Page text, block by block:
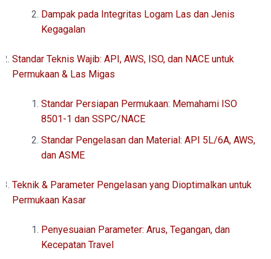
Dampak pada Integritas Logam Las dan Jenis
Kegagalan
Standar Teknis Wajib: API, AWS, ISO, dan NACE untuk
Permukaan & Las Migas
Standar Persiapan Permukaan: Memahami ISO
8501-1 dan SSPC/NACE
Standar Pengelasan dan Material: API 5L/6A, AWS,
dan ASME
Teknik & Parameter Pengelasan yang Dioptimalkan untuk
Permukaan Kasar
Penyesuaian Parameter: Arus, Tegangan, dan
Kecepatan Travel